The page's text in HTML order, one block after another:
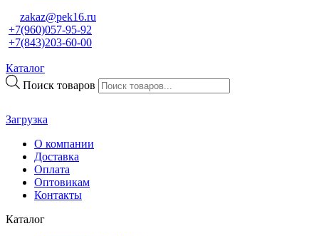
zakaz@pek16.ru
+7(960)057-95-92
+7(843)203-60-00
Каталог
Поиск товаров
Загрузка
О компании
Доставка
Оплата
Оптовикам
Контакты
Каталог